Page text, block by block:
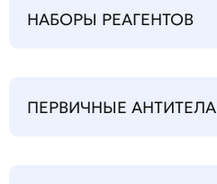
НАБОРЫ РЕАГЕНТОВ
ПЕРВИЧНЫЕ АНТИТЕЛА